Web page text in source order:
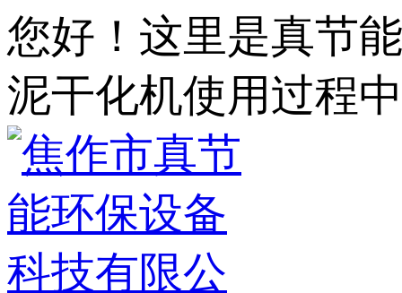
您好！这里是真节
泥干化机使用过程